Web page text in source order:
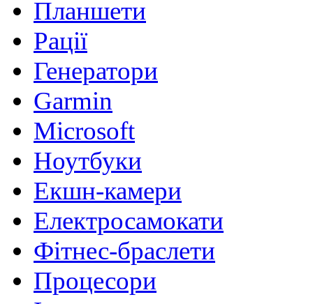
Планшети
Рації
Генератори
Garmin
Microsoft
Ноутбуки
Екшн-камери
Електросамокати
Фітнес-браслети
Процесори